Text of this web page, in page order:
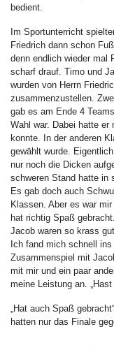
bedient.
Im Sportunterricht
Friedrich dann schon
denn endlich wieder mal
scharf drauf. Timo und
wurden von Herrn
zusammenzustellen.
gab es am Ende 4
Wahl war. Dabei hatte er
konnte. In der anderen
gewählt wurde.
nur noch die Dicken
schweren Stand hatte in
Es gab doch auch
Klassen. Aber es war
hat richtig Spaß
Jacob waren so krass
Ich fand mich schnell
Zusammenspiel mit
mit mir und ein paar
meine Leistung an.
„Hat auch Spaß
hatten nur das Finale